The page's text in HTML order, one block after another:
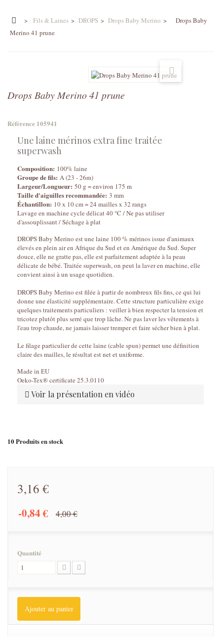
> Fils & Laines > DROPS > Drops Baby Merino >
Drops Baby
Merino 41 prune
Drops Baby Merino 41 prune
Référence 105941
Une laine mérinos extra fine traitée
superwash
Composition: 100% laine
Groupe de fils: A (23 - 26m)
Largeur/Longueur: 50 g = environ 175 m
Taille d'aiguilles recommandée: 3 mm
Échantillon: 10 x 10 cm = 24 mailles x 32 rangs
Lavage en machine cycle délicat 40 °C / Ne pas utiliser
d'assouplissant / Séchage à plat
DROPS Baby Merino est une laine 100 % mérinos issue d'animaux
élevés en plein air en Afrique du Sud et en Amérique du Sud. Super
douce, elle ne gratte pas, elle est parfaitement adaptée à la peau
délicate de bébé. Traitée superwash, on peut la laver en machine, elle
convient ainsi à un usage quotidien.
DROPS Baby Merino est filée à partir de nombreux fils fins, ce qui lui
donne une élasticité supplémentaire. Cette structure particulière exige
quelques traitements particuliers : veiller à bien respecter la tension et
tricotez plutôt plus serré que trop lâche. Ne pas laver les vêtements à
l'eau trop chaude, ne jamais laisser tremper et faire sécher bien à plat.
Le filage particulier de cette laine (cable spun) permet une définition
claire des mailles, le résultat est net et uniforme.
Made in EU
Oeko-Tex® certificate 25.3.0110
Voir la présentation en vidéo
10Produits en stock
3,16 €
-0,84 € 4,00 €
Quantité
Ajouter au panier